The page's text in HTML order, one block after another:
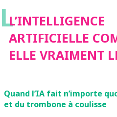
VRAIMENT LE
MONDE ?
LL’INTELLIGENCE
ARTIFICIELLE
ELLE VRAIMENT
Quand l’IA fait n’importe
et du trombone à coulisse